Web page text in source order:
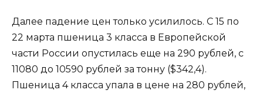
Далее падение цен только усилилось. С 15 по
22 марта пшеница 3 класса в Европейской
части России опустилась еще на 290 рублей, с
11080 до 10590 рублей за тонну ($342,4).
Пшеница 4 класса упала в цене на 280 рублей,